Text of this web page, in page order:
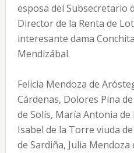
esposa del Subsecretario
Director de la Renta de
interesante dama
Mendizábal.
Felicia Mendoza de
Cárdenas, Dolores Pina
de Solís, María Antonia
Isabel de la Torre viuda
de Sardiña, Julia